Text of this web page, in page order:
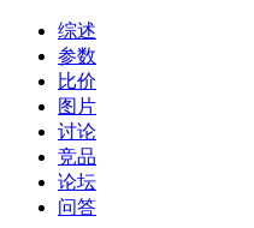
综述
参数
比价
图片
讨论
竞品
论坛
问答